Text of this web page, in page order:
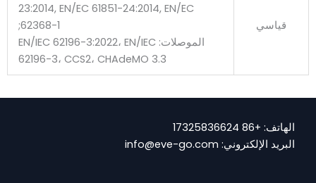
قياسي
23:2014, EN/EC 61851-24:2014, EN/EC
62368-1;
الموصلات: EN/IEC 62196-3:2022، EN/IEC
62196-3، CCS2، CHAdeMO 3.3
الهاتف: +86 17325836624
البريد الإلكتروني: info@eve-go.com